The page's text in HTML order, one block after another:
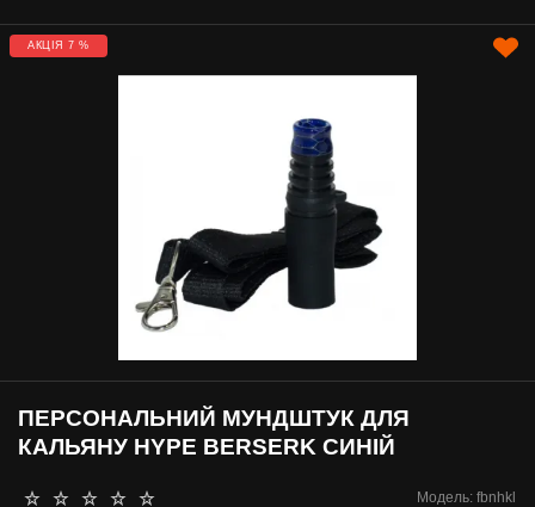
АКЦІЯ 7 %
Модель: fbnhkl
ПЕРСОНАЛЬНИЙ МУНДШТУК ДЛЯ
КАЛЬЯНУ HYPE BERSERK СИНІЙ